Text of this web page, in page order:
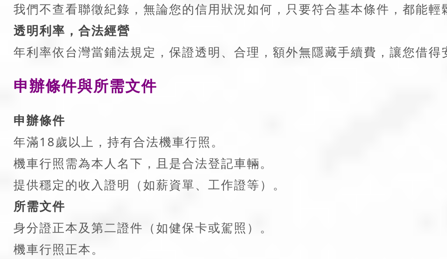
我們不查看聯徵紀錄，無論您的信用狀況如何，只要符合基本條件，都能輕
透明利率，合法經營
年利率依台灣當鋪法規定，保證透明、合理，額外無隱藏手續費，讓您借得
申辦條件與所需文件
申辦條件
年滿18歲以上，持有合法機車行照。
機車行照需為本人名下，且是合法登記車輛。
提供穩定的收入證明（如薪資單、工作證等）。
所需文件
身分證正本及第二證件（如健保卡或駕照）。
機車行照正本。